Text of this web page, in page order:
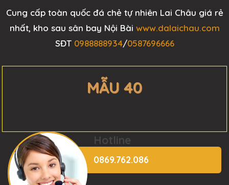
Cung cấp toàn quốc đá chẻ tự nhiên Lai Châu giá rẻ
nhất, kho sau sân bay Nội Bài www.dalaichau.com
SĐT 0988888934/0587696666
MẪU 40
Hotline
0869.762.086